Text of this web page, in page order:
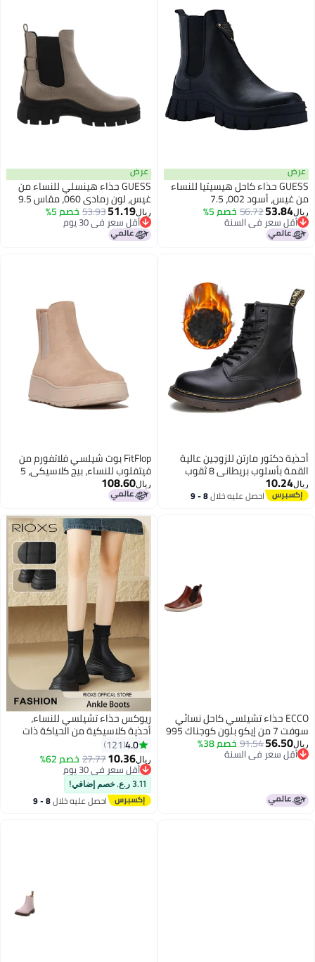
عرض
GUESS حذاء كاحل هيسيتيا للنساء
من غيس، أسود 002، 7.5
ريال53.84
56.72خصم 5%
أقل سعر في السنة
أقل سعر في السنة
عرض
GUESS حذاء هينسلي للنساء من
غيس، لون رمادي 060، مقاس 9.5
ريال51.19
53.93خصم 5%
أقل سعر في 30 يوم
أقل سعر في 30 يوم
أحذية دكتور مارتن للزوجين عالية
القمة بأسلوب بريطاني 8 ثقوب
1460 أحذية عمل للزوجين أحذية
عصرية
ريال10.24
احصل عليه خلال 8 - 9
اغسطس
FitFlop بوت شيلسي فلاتفورم من
فيتفلوب للنساء، بيج كلاسيكي، 5
المملكة المتحدة
ريال108.60
ECCO حذاء تشيلسي كاحل نسائي
سوفت 7 من إيكو بلون كوجناك 995
ريال56.50
91.54خصم 38%
أقل سعر في السنة 11
ريوكس حذاء تشيلسي للنساء،
أحذية كلاسيكية من الحياكة ذات
قدم مغلقة وحذاء ربط بخنصر، حذاء
تشيلسي للسيدات ذو المنصة، حذاء
نسائي عصرية بزحلق ساق مطاطي
مع أرجل كثيفة، حذاء باردة بحذاء
كثيف، أحذية راحة للنساء من الخريف
إلى الربيع، تركيبات ملابس لا نهاية
4.0
121
ريال10.36
27.77خصم 62%
أقل سعر في 30 يوم
أقل سعر في 30 يوم3.11 ر.ع. خصم إضافي!
احصل عليه خلال 8 - 9